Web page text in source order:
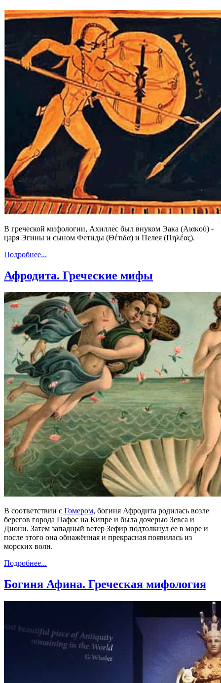
В греческой мифологии, Ахиллес был внуком Эака (Αιακού) -
царя Эгины и сыном Фетиды (Θέτιδα) и Пелея (Πηλέας).
Подробнее...
Афродита. Греческие мифы
В соответствии с Гомером, богиня Афродита родилась возле
берегов города Пафос на Кипре и была дочерью Зевса и
Диони. Затем западный ветер Зефир подтолкнул ее в море и
после этого она обнажённая и прекрасная появилась из
морских волн.
Подробнее...
Богиня Афина. Греческая мифология